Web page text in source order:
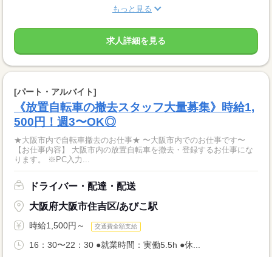
もっと見る
求人詳細を見る
[パート・アルバイト]
《放置自転車の撤去スタッフ大量募集》時給1,
500円！週3〜OK◎
★大阪市内で自転車撤去のお仕事★ 〜大阪市内でのお仕事です〜
【お仕事内容】 大阪市内の放置自転車を撤去・登録するお仕事にな
ります。 ※PC入力...
ドライバー・配達・配送
大阪府大阪市住吉区/あびこ駅
時給1,500円～ 交通費全額支給
16：30〜22：30 ●就業時間：実働5.5h ●休...